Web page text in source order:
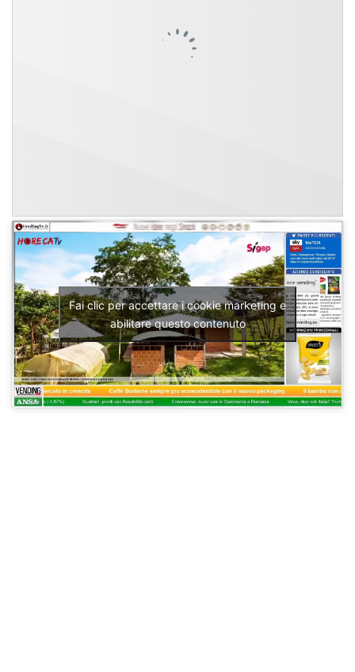
Fai clic per accettare i cookie marketing e
abilitare questo contenuto